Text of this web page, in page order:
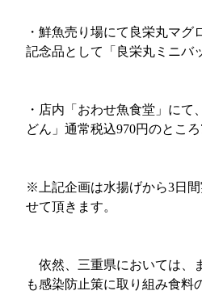
・鮮魚売り場にて良栄丸マ
記念品として「良栄丸ミニバ
・店内「おわせ魚食堂」に
どん」通常税込970円のとこ
※上記企画は水揚げから3日
せて頂きます。
依然、三重県においては、
も感染防止策に取り組み食料